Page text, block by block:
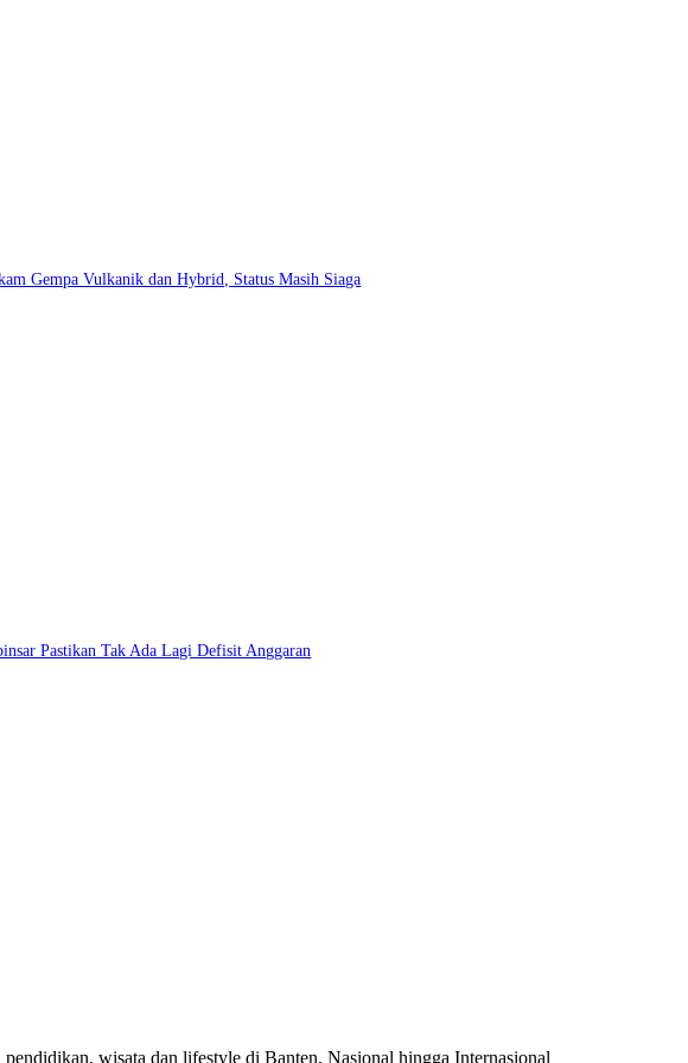
Gempa Vulkanik dan Hybrid, Status Masih Siaga
Pastikan Tak Ada Lagi Defisit Anggaran
wisata dan lifestyle di Banten, Nasional hingga Internasional